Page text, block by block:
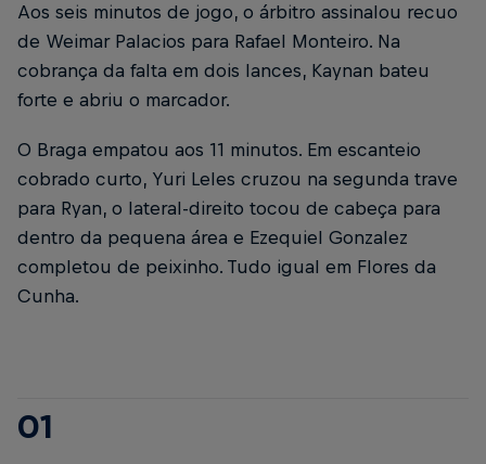
Aos seis minutos de jogo, o árbitro assinalou recuo
de Weimar Palacios para Rafael Monteiro. Na
cobrança da falta em dois lances, Kaynan bateu
forte e abriu o marcador.
O Braga empatou aos 11 minutos. Em escanteio
cobrado curto, Yuri Leles cruzou na segunda trave
para Ryan, o lateral-direito tocou de cabeça para
dentro da pequena área e Ezequiel Gonzalez
completou de peixinho. Tudo igual em Flores da
Cunha.
01